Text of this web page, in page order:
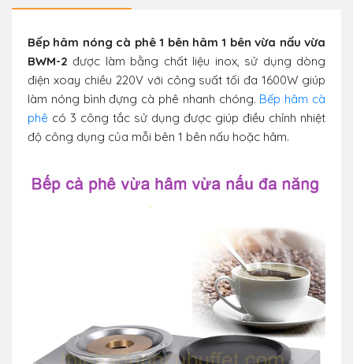
Bếp hâm nóng cà phê 1 bên hâm 1 bên vừa nấu vừa
BWM-2 được làm bằng chất liệu inox, sử dụng dòng
điện xoay chiều 220V với công suất tối đa 1600W giúp
làm nóng bình đựng cà phê nhanh chóng. Bếp hâm cà
phê có 3 công tắc sử dụng được giúp điều chỉnh nhiệt
độ công dụng của mỗi bên 1 bên nấu hoặc hâm.